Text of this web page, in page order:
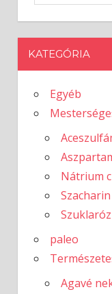
KATEGÓRIA
Egyéb
Nátrium
Szuklaróz
paleo
Agavé